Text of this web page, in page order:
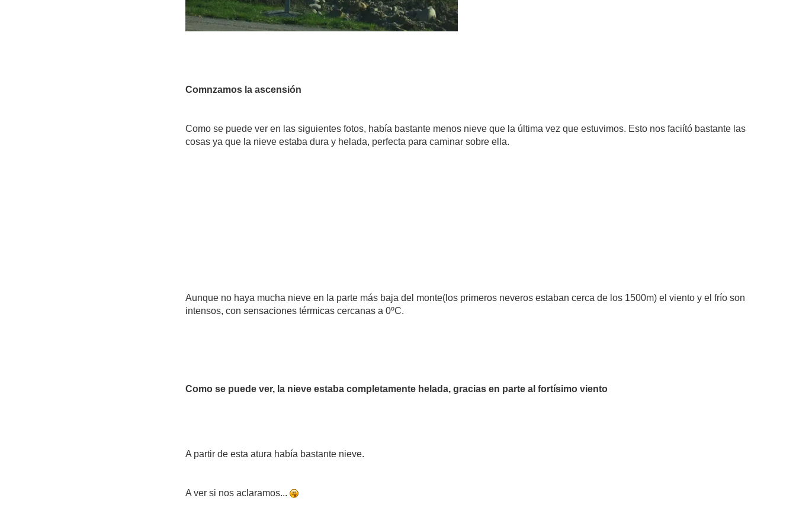
Comnzamos la ascensión
Como se puede ver en las siguientes fotos, había bastante menos nieve que la última vez que estuvimos. Esto nos faciító bastante las
cosas ya que la nieve estaba dura y helada, perfecta para caminar sobre ella.
Aunque no haya mucha nieve en la parte más baja del monte(los primeros neveros estaban cerca de los 1500m) el viento y el frío son
intensos, con sensaciones térmicas cercanas a 0ºC.
Como se puede ver, la nieve estaba completamente helada, gracias en parte al fortísimo viento
A partir de esta atura había bastante nieve.
A ver si nos aclaramos...